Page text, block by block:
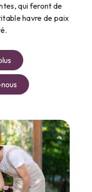
qui feront de
havre de paix